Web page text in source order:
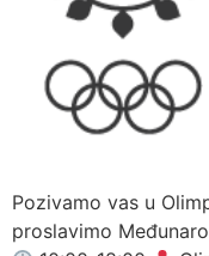
Pozivamo vas u
proslavimo